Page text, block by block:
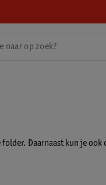
Daarnaast kun je ook